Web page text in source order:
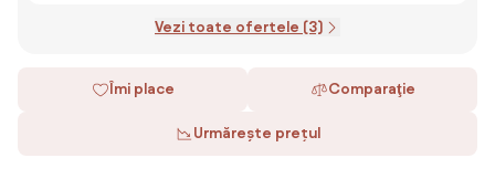
Vezi toate ofertele (3)
Îmi place Comparaţie
Urmărește prețul